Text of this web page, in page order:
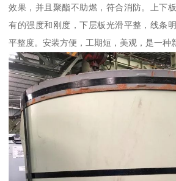
效果，并且聚酯不助燃，符合消防。上下
有的强度和刚度，下层板光滑平整，线条
平整度。安装方便，工期短，美观，是一种